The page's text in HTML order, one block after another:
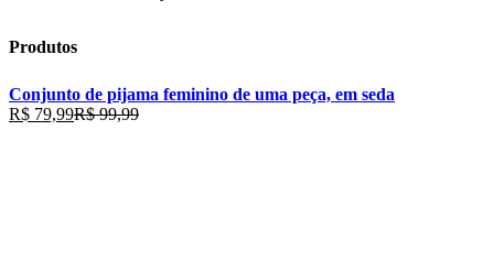
Produtos
Conjunto de pijama feminino de uma peça, em seda
R$ 79,99R$99,99